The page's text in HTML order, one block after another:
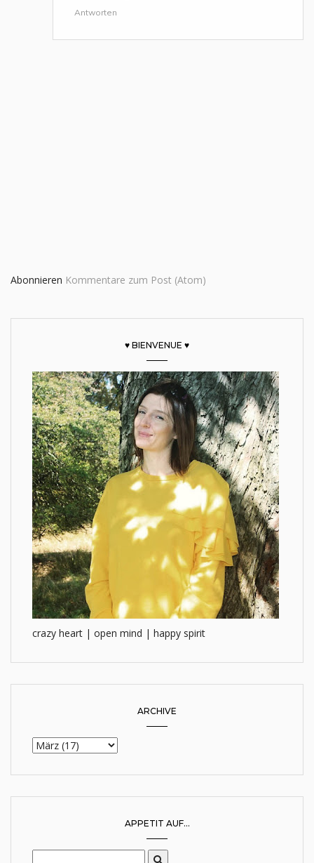
Antworten
Abonnieren Kommentare zum Post (Atom)
♥ BIENVENUE ♥
crazy heart | open mind | happy spirit
ARCHIVE
APPETIT AUF...